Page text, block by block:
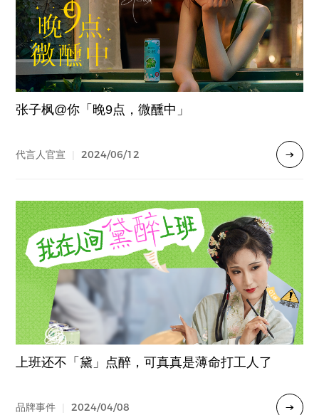
张子枫@你「晚9点，微醺中」
代言人官宣 | 2024/06/12
上班还不「黛」点醉，可真真是薄命打工人了
品牌事件 | 2024/04/08